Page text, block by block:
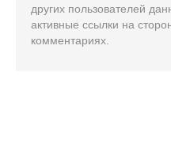
других пользователей
активные ссылки на
комментариях.